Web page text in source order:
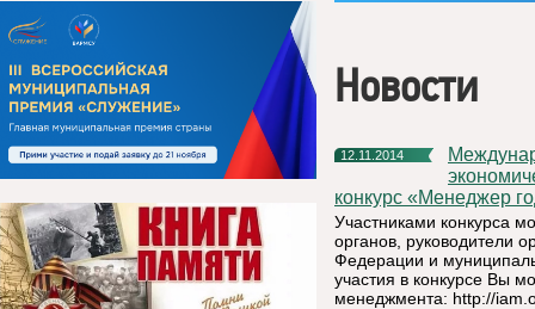
Новости
12.11.2014
Международная академия менеджмента и Вольного
конкурс «Менеджер
Участниками конкурса
органов, руководители
Федерации и
участия в конкурсе Вы
менеджмента: http://